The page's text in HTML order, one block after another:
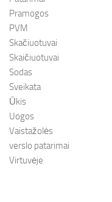
Pramogos
PVM
Skačiuotuvai
Skaičiuotuvai
Sodas
Sveikata
Ūkis
Uogos
Vaistažolės
verslo patarimai
Virtuvėje